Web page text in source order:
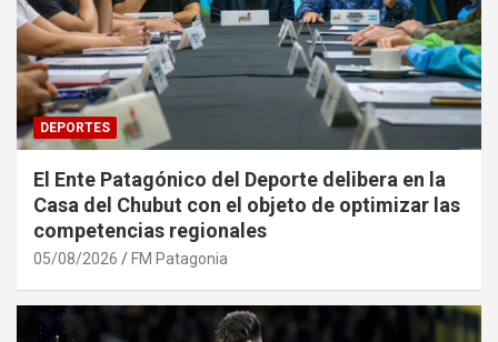
DEPORTES
El Ente Patagónico del Deporte delibera en la
Casa del Chubut con el objeto de optimizar las
competencias regionales
05/08/2026 FM Patagonia